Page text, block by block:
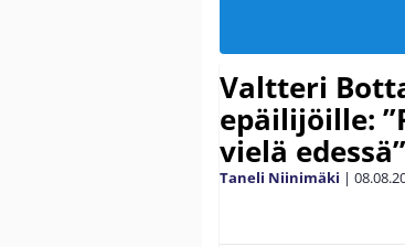
Valtteri
epäilijöille:
vielä edessä”
Taneli Niinimäki |